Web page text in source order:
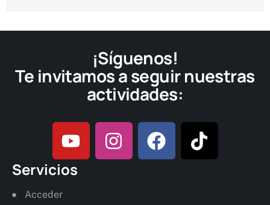
¡Síguenos!
Te invitamos a seguir nuestras
actividades:
Servicios
Acceder